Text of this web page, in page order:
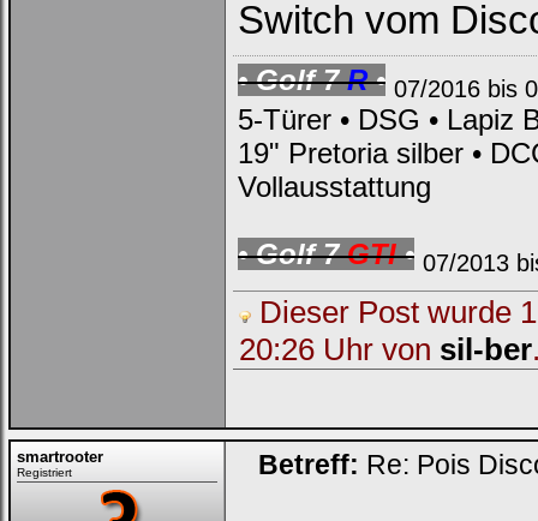
Switch vom
• Golf 7 R• 07/2016 bis
5-Türer • DSG • Lapiz
19" Pretoria silber •
Vollausstattung
• Golf 7 GTI• 07/2013
Dieser Post wurde
20:26 Uhr von sil-ber
smartrooter
Registriert Betreff: Re: Pois